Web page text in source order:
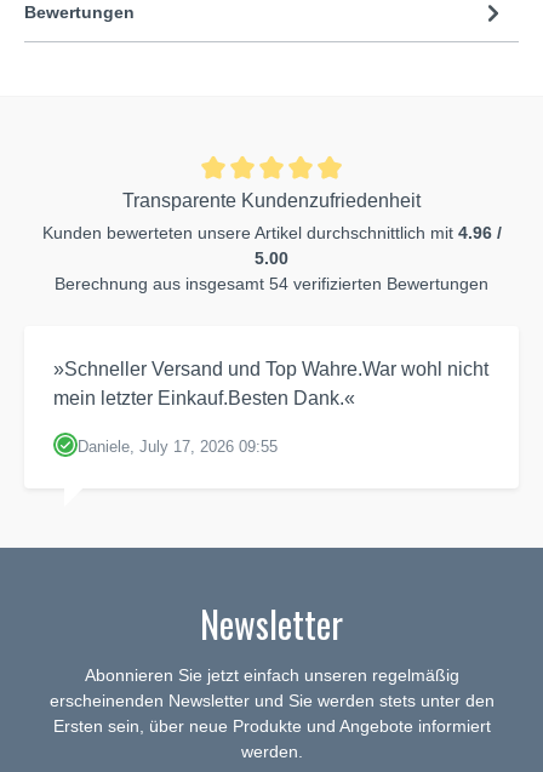
Bewertungen
Transparente Kundenzufriedenheit
Kunden bewerteten unsere Artikel durchschnittlich mit 4.96 /
5.00
Berechnung aus insgesamt 54 verifizierten Bewertungen
»Schneller Versand und Top Wahre.War wohl nicht
mein letzter Einkauf.Besten Dank.«
Daniele, July 17, 2026 09:55
Newsletter
Abonnieren Sie jetzt einfach unseren regelmäßig
erscheinenden Newsletter und Sie werden stets unter den
Ersten sein, über neue Produkte und Angebote informiert
werden.